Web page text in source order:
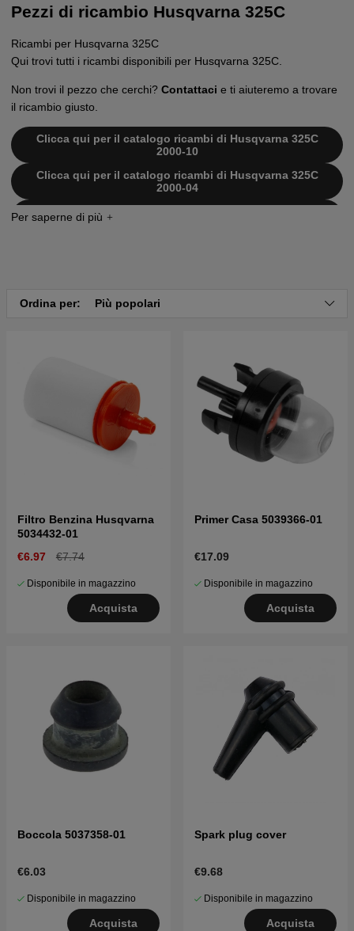
Pezzi di ricambio Husqvarna 325C
Ricambi per Husqvarna 325C
Qui trovi tutti i ricambi disponibili per Husqvarna 325C.
Non trovi il pezzo che cerchi? Contattaci e ti aiuteremo a trovare
il ricambio giusto.
Clicca qui per il catalogo ricambi di Husqvarna 325C
2000-10
Clicca qui per il catalogo ricambi di Husqvarna 325C
2000-04
Clicca qui per il catalogo ricambi di Husqvarna 325C
Ordina per: Più popolari
Filtro Benzina Husqvarna
5034432-01
€6.97
€7.74
Disponibile in magazzino
Acquista
Primer Casa 5039366-01
€17.09
Disponibile in magazzino
Acquista
Boccola 5037358-01
€6.03
Disponibile in magazzino
Acquista
Spark plug cover
€9.68
Disponibile in magazzino
Acquista